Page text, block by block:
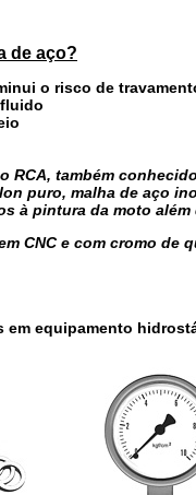
de aço?
o risco de
RCA, também
puro, malha de aço
à pintura da moto além
CNC e com cromo de
em equipamento